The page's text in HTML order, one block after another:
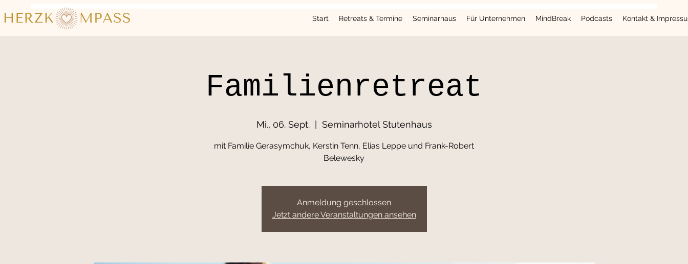
Start Retreats & Termine Seminarhaus Für Unternehmen MindBreak Podcasts Kontakt &
Familienretreat
Mi., 06. Sept.
  |
Seminarhotel Stutenhaus
mit Familie Gerasymchuk, Kerstin Tenn, Elias Leppe und Frank-Robert
Belewesky
Anmeldung geschlossen
Jetzt andere Veranstaltungen ansehen